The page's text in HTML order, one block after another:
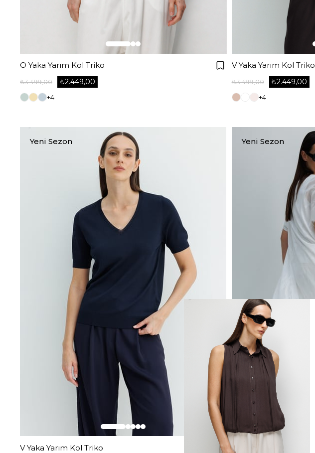
O Yaka Yarım Kol Triko
₺2.449,00
₺3.499,00
+4
V Yaka Yarım Kol Triko
₺2.449,00
₺3.499,00
+4
V Yaka Yarım Kol Triko
Yeni Sezon
Jakarlı Uzun Hırka
Yeni Sezon